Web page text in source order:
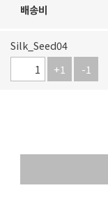
배송비
Silk_Seed04
+1
-1